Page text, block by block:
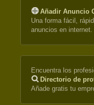
Añadir Anuncio
Una forma fácil,
anuncios en internet.
Encuentra los
Directorio de
Añade gratis tu